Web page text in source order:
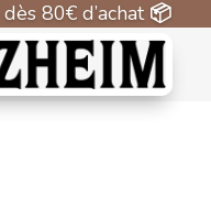
dès 80€ d’achat 📦